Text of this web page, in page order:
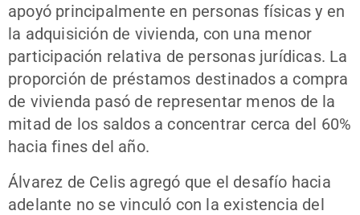
apoyó principalmente en personas físicas y en
la adquisición de vivienda, con una menor
participación relativa de personas jurídicas. La
proporción de préstamos destinados a compra
de vivienda pasó de representar menos de la
mitad de los saldos a concentrar cerca del 60%
hacia fines del año.
Álvarez de Celis agregó que el desafío hacia
adelante no se vinculó con la existencia del